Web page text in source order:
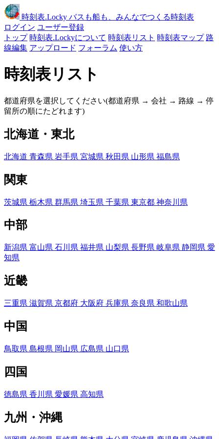
時刻表.Locky バスも船も、みんなでつくる時刻表
ログイン ユーザー登録
トップ 時刻表.Lockyについて 時刻表リスト 時刻表マップ 路
線編集 アップロード フォーラム 使い方
時刻表リスト
都道府県を選択してください(都道府県 → 会社 → 路線 → 停
留所の順にたどれます)
北海道・東北
北海道 青森県 岩手県 宮城県 秋田県 山形県 福島県
関東
茨城県 栃木県 群馬県 埼玉県 千葉県 東京都 神奈川県
中部
新潟県 富山県 石川県 福井県 山梨県 長野県 岐阜県 静岡県 愛
知県
近畿
三重県 滋賀県 京都府 大阪府 兵庫県 奈良県 和歌山県
中国
鳥取県 島根県 岡山県 広島県 山口県
四国
徳島県 香川県 愛媛県 高知県
九州・沖縄